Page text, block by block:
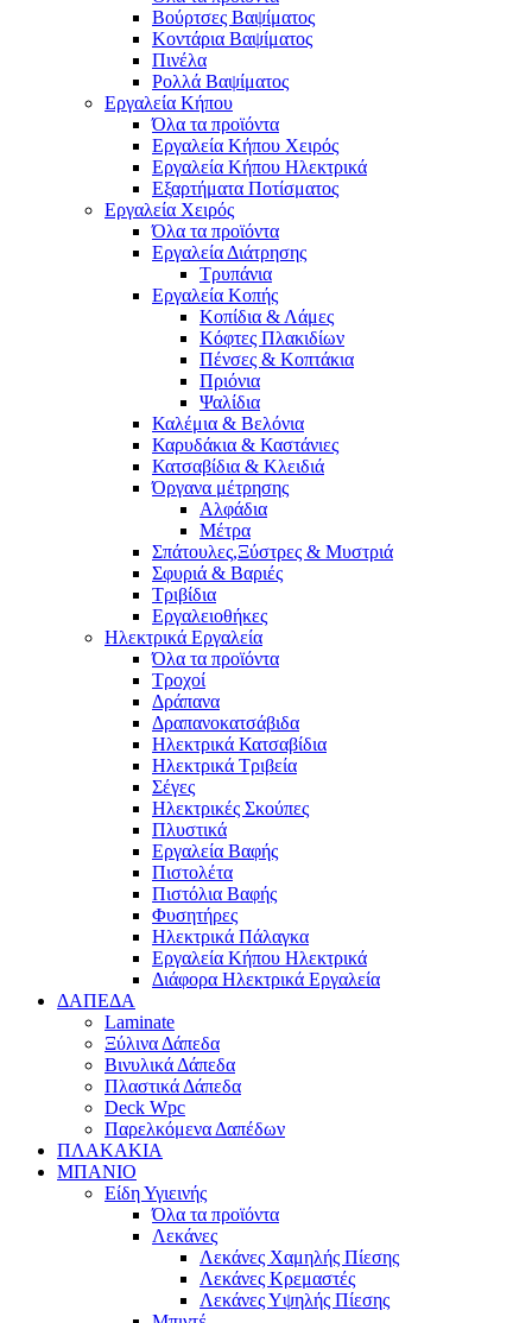
Βούρτσες Βαψίματος
Κοντάρια Βαψίματος
Πινέλα
Ρολλά Βαψίματος
Εργαλεία Κήπου
Όλα τα προϊόντα
Εργαλεία Κήπου Χειρός
Εργαλεία Κήπου Ηλεκτρικά
Εξαρτήματα Ποτίσματος
Εργαλεία Χειρός
Όλα τα προϊόντα
Εργαλεία Διάτρησης
Τρυπάνια
Εργαλεία Κοπής
Κοπίδια & Λάμες
Κόφτες Πλακιδίων
Πένσες & Κοπτάκια
Πριόνια
Ψαλίδια
Καλέμια & Βελόνια
Καρυδάκια & Καστάνιες
Κατσαβίδια & Κλειδιά
Όργανα μέτρησης
Αλφάδια
Μέτρα
Σπάτουλες,Ξύστρες & Μυστριά
Σφυριά & Βαριές
Τριβίδια
Εργαλειοθήκες
Ηλεκτρικά Εργαλεία
Όλα τα προϊόντα
Τροχοί
Δράπανα
Δραπανοκατσάβιδα
Ηλεκτρικά Κατσαβίδια
Ηλεκτρικά Τριβεία
Σέγες
Ηλεκτρικές Σκούπες
Πλυστικά
Εργαλεία Βαφής
Πιστολέτα
Πιστόλια Βαφής
Φυσητήρες
Ηλεκτρικά Πάλαγκα
Εργαλεία Κήπου Ηλεκτρικά
Διάφορα Ηλεκτρικά Εργαλεία
ΔΑΠΕΔΑ
Laminate
Ξύλινα Δάπεδα
Βινυλικά Δάπεδα
Πλαστικά Δάπεδα
Deck Wpc
Παρελκόμενα Δαπέδων
ΠΛΑΚΑΚΙΑ
ΜΠΑΝΙΟ
Είδη Υγιεινής
Όλα τα προϊόντα
Λεκάνες
Λεκάνες Χαμηλής Πίεσης
Λεκάνες Κρεμαστές
Λεκάνες Υψηλής Πίεσης